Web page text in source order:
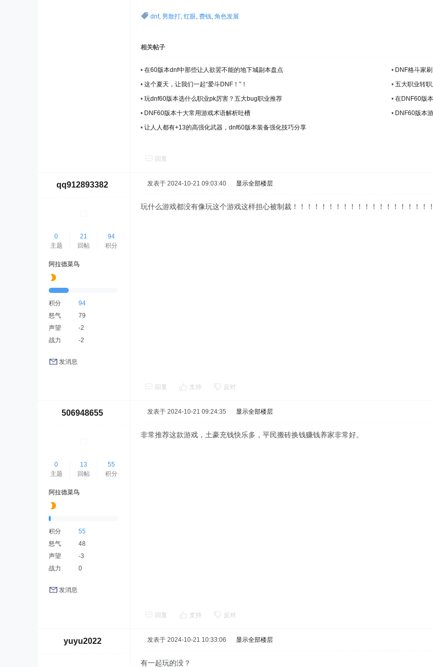
dnf, 男散打, 红眼, 费钱, 角色发展
相关帖子
• 在60版本dnf中那些让人欲罢不能的地下城副本盘点 • DNF格斗家
• 这个夏天，让我们一起“爱斗DNF！”！ • 五大职业转
• 玩dnf60版本选什么职业pk厉害？五大bug职业推荐 • 在DNF60版
• DNF60版本十大常用游戏术语解析吐槽 • DNF60版本
• 让人人都有+13的高强化武器，dnf60版本装备强化技巧分享
回复
qq912893382
0
主题
21
回帖
94
积分
阿拉德菜鸟
积分
94
怒气
79
声望
-2
战力
-2
发消息
发表于 2024-10-21 09:03:40 显示全部楼层
玩什么游戏都没有像玩这个游戏这样担心被制裁！！！！！！！！！！！！！！！！！！！
回复 支持 反对
506948655
0
主题
13
回帖
55
积分
阿拉德菜鸟
积分
55
怒气
48
声望
-3
战力
0
发消息
发表于 2024-10-21 09:24:35 显示全部楼层
非常推荐这款游戏，土豪充钱快乐多，平民搬砖换钱赚钱养家非常好。
回复 支持 反对
yuyu2022 发表于 2024-10-21 10:33:06 显示全部楼层
有一起玩的没？